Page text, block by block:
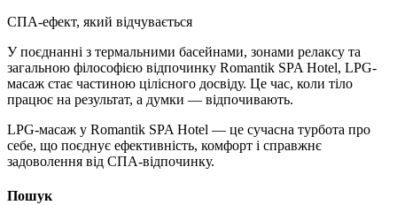
СПА-ефект, який відчувається
У поєднанні з термальними басейнами, зонами релаксу та
загальною філософією відпочинку Romantik SPA Hotel, LPG-
масаж стає частиною цілісного досвіду. Це час, коли тіло
працює на результат, а думки — відпочивають.
LPG-масаж у Romantik SPA Hotel — це сучасна турбота про
себе, що поєднує ефективність, комфорт і справжнє
задоволення від СПА-відпочинку.
Пошук